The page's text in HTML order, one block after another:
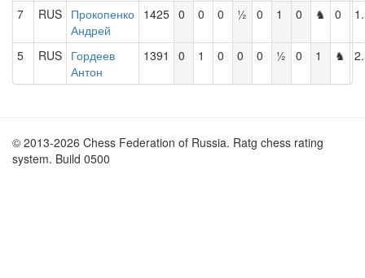
7 RUS Прокопенко
Андрей
1425 0 0 0 ½ 0 1 0 ♞ 0
5 RUS Гордеев
Антон
1391 0 1 0 0 0 ½ 0 1 ♞
© 2013-2026 Chess Federation of Russia. Ratg chess rating
system. Build 0500